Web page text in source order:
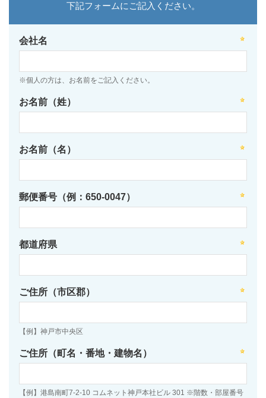
下記フォームにご記入ください。
会社名
※個人の方は、お名前をご記入ください。
お名前（姓）
お名前（名）
郵便番号（例：650-0047）
都道府県
ご住所（市区郡）
【例】神戸市中央区
ご住所（町名・番地・建物名）
【例】港島南町7-2-10 コムネット神戸本社ビル 301 ※階数・部屋番号